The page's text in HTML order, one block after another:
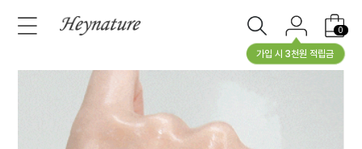
가입 시 3천원 적립금
0